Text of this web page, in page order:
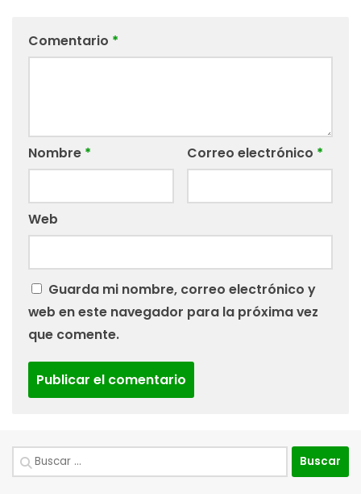
Comentario *
Nombre * Correo electrónico *
Web
Guarda mi nombre, correo electrónico y
web en este navegador para la próxima vez
que comente.
Buscar: